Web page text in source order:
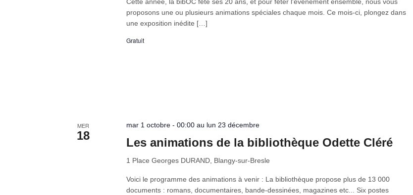
proposons une ou plusieurs animations spéciales chaque mois. Ce mois-ci, plongez dans
une exposition inédite […]
Gratuit
MER
18
mar 1 octobre - 00:00 au lun 23 décembre
Les animations de la bibliothèque Odette Cléré
1 Place Georges DURAND, Blangy-sur-Bresle
Voici le programme des animations à venir : La bibliothèque propose plus de 13 000
documents : romans, documentaires, bande-dessinées, magazines etc... Six postes